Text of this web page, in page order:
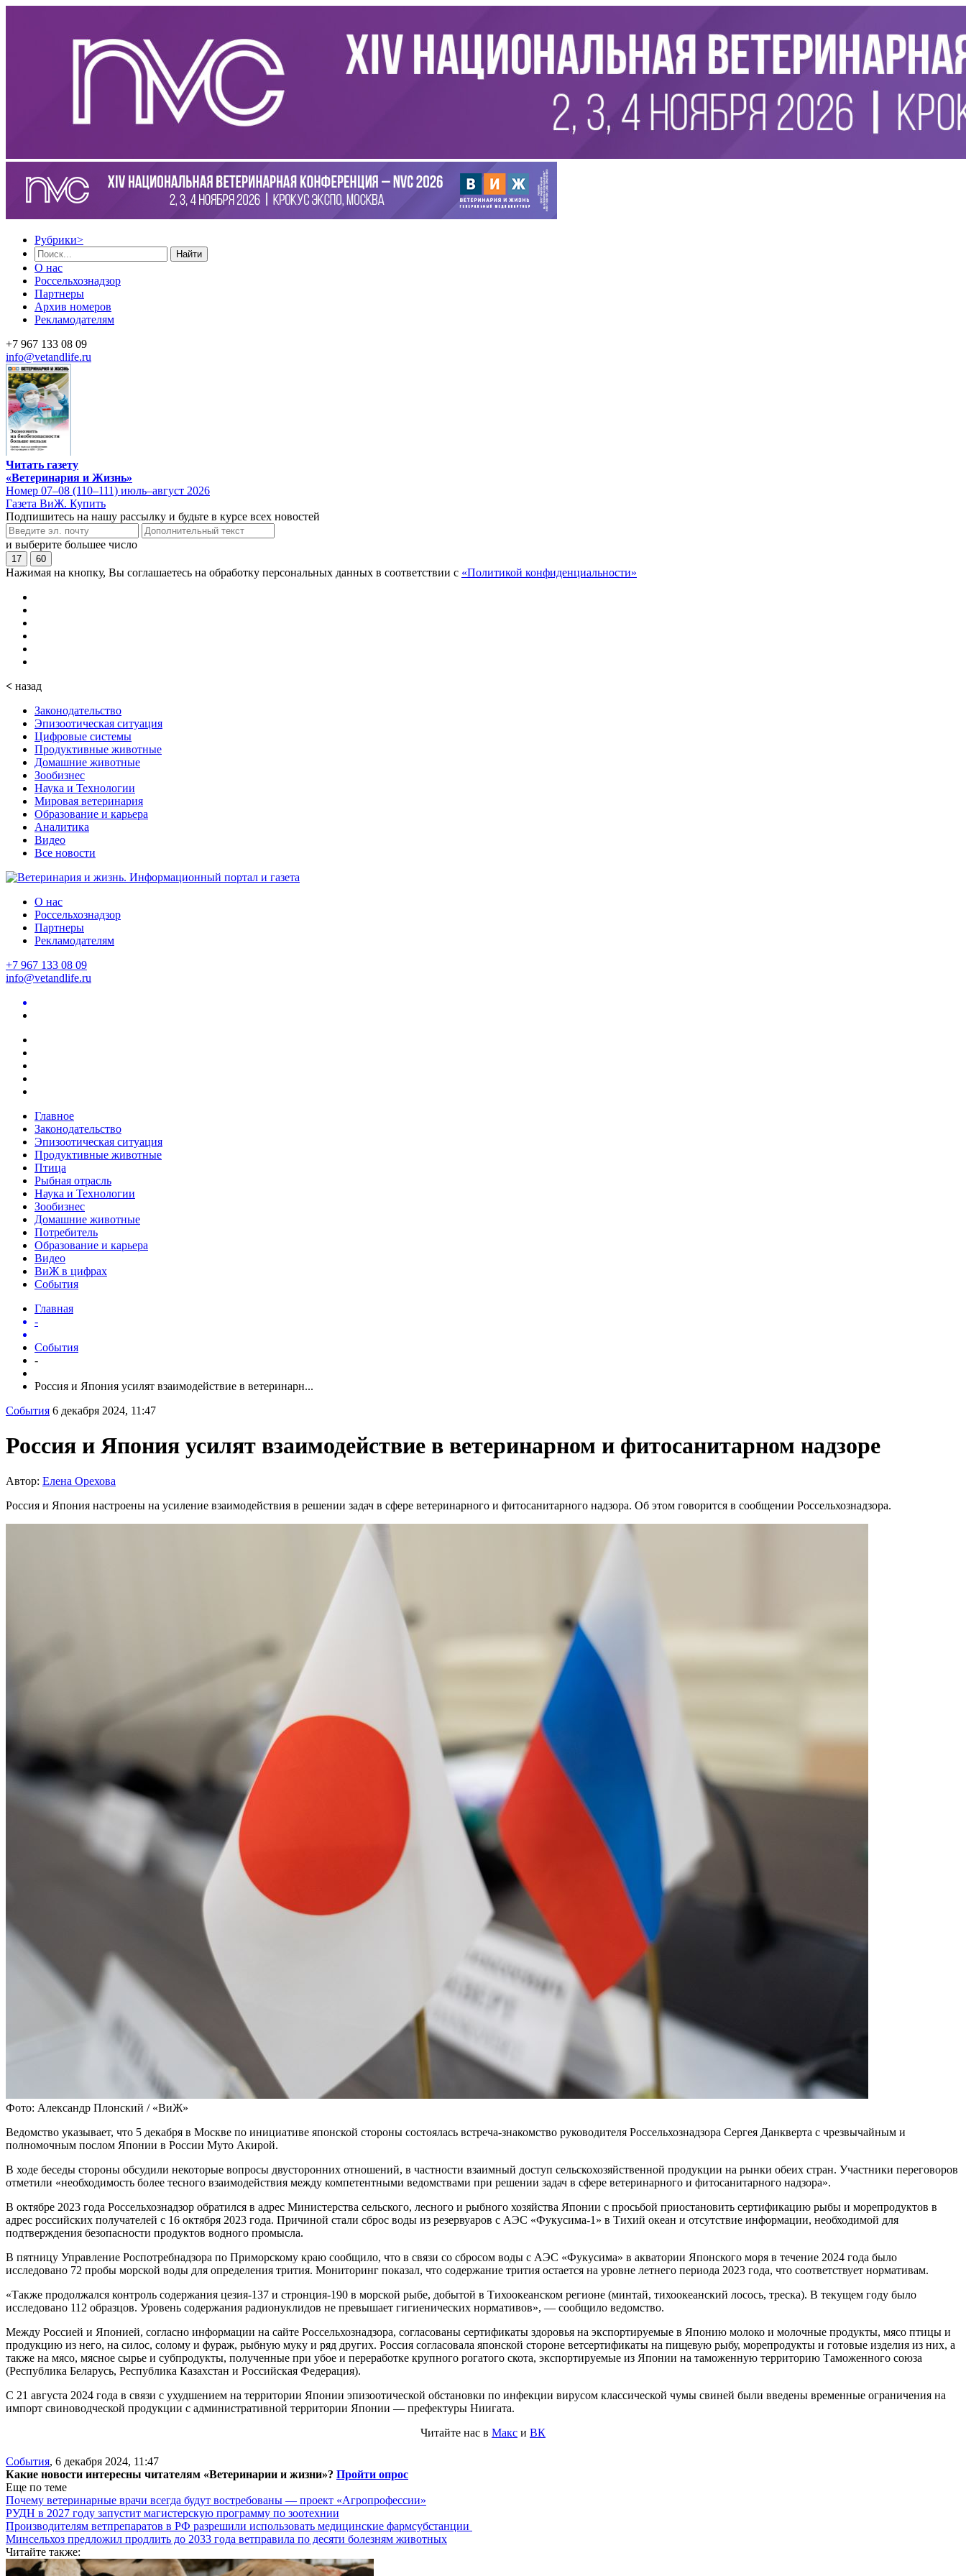
Рубрики>
Найти
О нас
Россельхознадзор
Партнеры
Архив номеров
Рекламодателям
+7 967 133 08 09
info@vetandlife.ru
Читать газету
«Ветеринария и Жизнь»
Номер 07–08 (110–111) июль–август 2026
Газета ВиЖ. Купить
Подпишитесь на нашу рассылку и будьте в курсе всех новостей
и выберите большее число
17 60
Нажимая на кнопку, Вы соглашаетесь на обработку персональных данных в соответствии с «Политикой конфиденциальности»
< назад
Законодательство
Эпизоотическая ситуация
Цифровые системы
Продуктивные животные
Домашние животные
Зообизнес
Наука и Технологии
Мировая ветеринария
Образование и карьера
Аналитика
Видео
Все новости
О нас
Россельхознадзор
Партнеры
Рекламодателям
+7 967 133 08 09
info@vetandlife.ru
Главное
Законодательство
Эпизоотическая ситуация
Продуктивные животные
Птица
Рыбная отрасль
Наука и Технологии
Зообизнес
Домашние животные
Потребитель
Образование и карьера
Видео
ВиЖ в цифрах
События
Главная
-
События
-
Россия и Япония усилят взаимодействие в ветеринарн...
События 6 декабря 2024, 11:47
Россия и Япония усилят взаимодействие в ветеринарном и фитосанитарном надзоре
Автор: Елена Орехова
Россия и Япония настроены на усиление взаимодействия в решении задач в сфере ветеринарного и фитосанитарного надзора. Об этом говорится в сообщении Россельхознадзора.
Фото: Александр Плонский / «ВиЖ»
Ведомство указывает, что 5 декабря в Москве по инициативе японской стороны состоялась встреча-знакомство руководителя Россельхознадзора Сергея Данкверта с чрезвычайным и
полномочным послом Японии в России Муто Акирой.
В ходе беседы стороны обсудили некоторые вопросы двусторонних отношений, в частности взаимный доступ сельскохозяйственной продукции на рынки обеих стран. Участники переговоров
отметили «необходимость более тесного взаимодействия между компетентными ведомствами при решении задач в сфере ветеринарного и фитосанитарного надзора».
В октябре 2023 года Россельхознадзор обратился в адрес Министерства сельского, лесного и рыбного хозяйства Японии с просьбой приостановить сертификацию рыбы и морепродуктов в
адрес российских получателей с 16 октября 2023 года. Причиной стали сброс воды из резервуаров с АЭС «Фукусима-1» в Тихий океан и отсутствие информации, необходимой для
подтверждения безопасности продуктов водного промысла.
В пятницу Управление Роспотребнадзора по Приморскому краю сообщило, что в связи со сбросом воды с АЭС «Фукусима» в акватории Японского моря в течение 2024 года было
исследовано 72 пробы морской воды для определения трития. Мониторинг показал, что содержание трития остается на уровне летнего периода 2023 года, что соответствует нормативам.
«Также продолжался контроль содержания цезия-137 и стронция-190 в морской рыбе, добытой в Тихоокеанском регионе (минтай, тихоокеанский лосось, треска). В текущем году было
исследовано 112 образцов. Уровень содержания радионуклидов не превышает гигиенических нормативов», — сообщило ведомство.
Между Россией и Японией, согласно информации на сайте Россельхознадзора, согласованы сертификаты здоровья на экспортируемые в Японию молоко и молочные продукты, мясо птицы и
продукцию из него, на силос, солому и фураж, рыбную муку и ряд других. Россия согласовала японской стороне ветсертификаты на пищевую рыбу, морепродукты и готовые изделия из них, а
также на мясо, мясное сырье и субпродукты, полученные при убое и переработке крупного рогатого скота, экспортируемые из Японии на таможенную территорию Таможенного союза
(Республика Беларусь, Республика Казахстан и Российская Федерация).
С 21 августа 2024 года в связи с ухудшением на территории Японии эпизоотической обстановки по инфекции вирусом классической чумы свиней были введены временные ограничения на
импорт свиноводческой продукции с административной территории Японии — префектуры Ниигата.
Читайте нас в Макс и ВК
События, 6 декабря 2024, 11:47
Какие новости интересны читателям «Ветеринарии и жизни»? Пройти опрос
Еще по теме
Почему ветеринарные врачи всегда будут востребованы — проект «Агропрофессии»
РУДН в 2027 году запустит магистерскую программу по зоотехнии
Производителям ветпрепаратов в РФ разрешили использовать медицинские фармсубстанции
Минсельхоз предложил продлить до 2033 года ветправила по десяти болезням животных
Читайте также: